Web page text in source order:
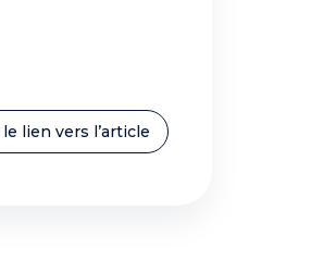
lien vers l’article